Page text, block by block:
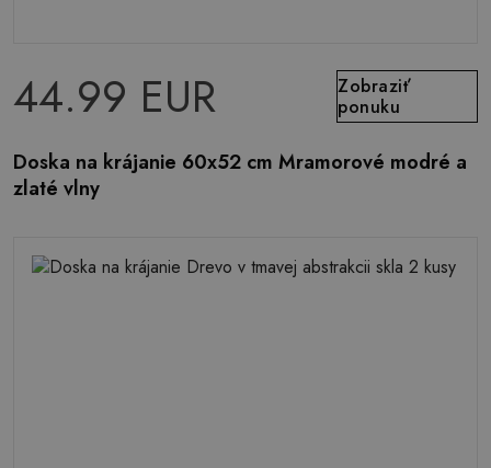
44.99 EUR
Zobraziť
ponuku
Doska na krájanie 60x52 cm Mramorové modré a
zlaté vlny